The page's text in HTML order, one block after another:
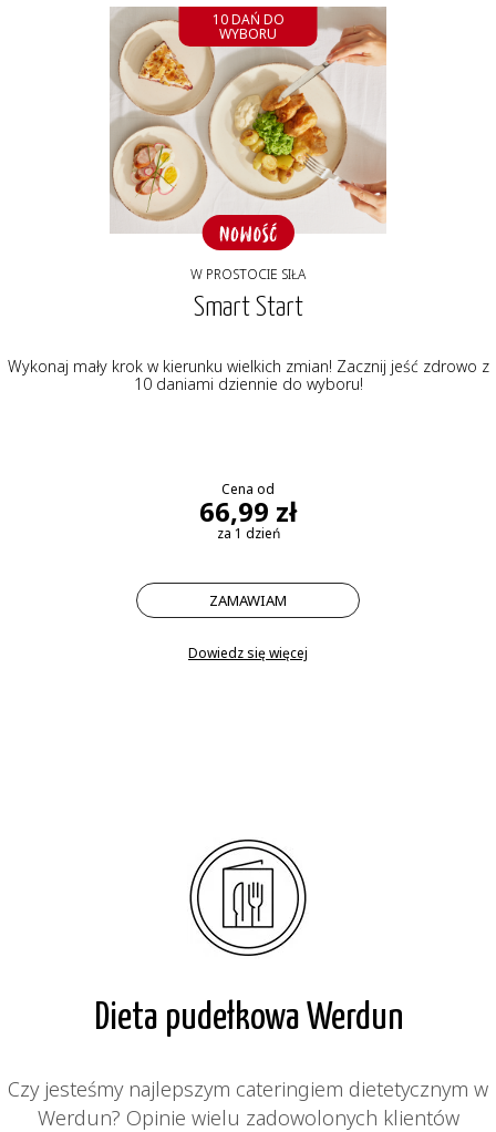
10 DAŃ DO
WYBORU
W PROSTOCIE SIŁA
Smart Start
Wykonaj mały krok w kierunku wielkich zmian! Zacznij jeść zdrowo z
10 daniami dziennie do wyboru!
Cena od
66,99 zł
za 1 dzień
ZAMAWIAM
Dowiedz się więcej
Dieta pudełkowa Werdun
Czy jesteśmy najlepszym cateringiem dietetycznym w
Werdun? Opinie wielu zadowolonych klientów